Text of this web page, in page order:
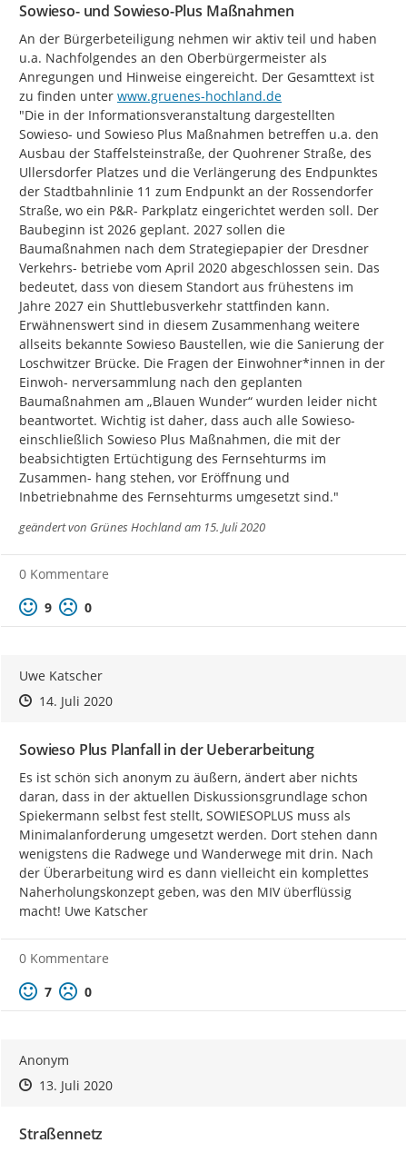
Sowieso- und Sowieso-Plus Maßnahmen
An der Bürgerbeteiligung nehmen wir aktiv teil und haben
u.a. Nachfolgendes an den Oberbürgermeister als
Anregungen und Hinweise eingereicht. Der Gesamttext ist
zu finden unter http://
www.gruenes-hochland.de
"Die in der Informationsveranstaltung dargestellten
Sowieso- und Sowieso Plus Maßnahmen betreffen u.a. den
Ausbau der Staffelsteinstraße, der Quohrener Straße, des
Ullersdorfer Platzes und die Verlängerung des Endpunktes
der Stadtbahnlinie 11 zum Endpunkt an der Rossendorfer
Straße, wo ein P&R- Parkplatz eingerichtet werden soll. Der
Baubeginn ist 2026 geplant. 2027 sollen die
Baumaßnahmen nach dem Strategiepapier der Dresdner
Verkehrs- betriebe vom April 2020 abgeschlossen sein. Das
bedeutet, dass von diesem Standort aus frühestens im
Jahre 2027 ein Shuttlebusverkehr stattfinden kann.
Erwähnenswert sind in diesem Zusammenhang weitere
allseits bekannte Sowieso Baustellen, wie die Sanierung der
Loschwitzer Brücke. Die Fragen der Einwohner*innen in der
Einwoh- nerversammlung nach den geplanten
Baumaßnahmen am „Blauen Wunder“ wurden leider nicht
beantwortet. Wichtig ist daher, dass auch alle Sowieso-
einschließlich Sowieso Plus Maßnahmen, die mit der
beabsichtigten Ertüchtigung des Fernsehturms im
Zusammen- hang stehen, vor Eröffnung und
Inbetriebnahme des Fernsehturms umgesetzt sind."
geändert von Grünes Hochlandam 15. Juli 2020
0 Kommentare
Positive Bewertung
9 Negative Bewertung
0
Uwe Katscher
Zeitpunkt des Erstellens
Zeitpunkt des Erstellens
14. Juli 2020Zur Äußerung
Sowieso Plus Planfall in der Ueberarbeitung
Es ist schön sich anonym zu äußern, ändert aber nichts
daran, dass in der aktuellen Diskussionsgrundlage schon
Spiekermann selbst fest stellt, SOWIESOPLUS muss als
Minimalanforderung umgesetzt werden. Dort stehen dann
wenigstens die Radwege und Wanderwege mit drin. Nach
der Überarbeitung wird es dann vielleicht ein komplettes
Naherholungskonzept geben, was den MIV überflüssig
macht! Uwe Katscher
0 Kommentare
Positive Bewertung
7 Negative Bewertung
0
Anonym
Zeitpunkt des Erstellens
Zeitpunkt des Erstellens
13. Juli 2020Zur Äußerung
Straßennetz